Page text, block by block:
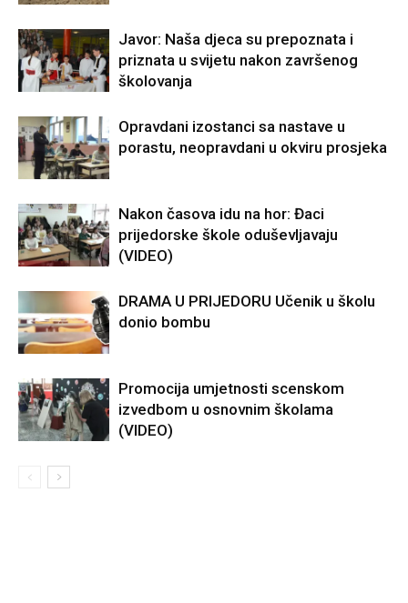
Javor: Naša djeca su prepoznata i
priznata u svijetu nakon završenog
školovanja
Opravdani izostanci sa nastave u
porastu, neopravdani u okviru prosjeka
Nakon časova idu na hor: Đaci
prijedorske škole oduševljavaju
(VIDEO)
DRAMA U PRIJEDORU Učenik u školu
donio bombu
Promocija umjetnosti scenskom
izvedbom u osnovnim školama
(VIDEO)